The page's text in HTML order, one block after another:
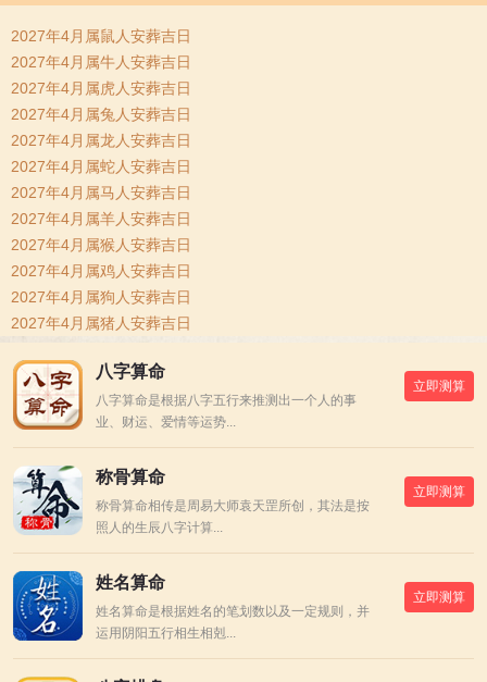
2027年4月属鼠人安葬吉日
2027年4月属牛人安葬吉日
2027年4月属虎人安葬吉日
2027年4月属兔人安葬吉日
2027年4月属龙人安葬吉日
2027年4月属蛇人安葬吉日
2027年4月属马人安葬吉日
2027年4月属羊人安葬吉日
2027年4月属猴人安葬吉日
2027年4月属鸡人安葬吉日
2027年4月属狗人安葬吉日
2027年4月属猪人安葬吉日
八字算命
八字算命是根据八字五行来推测出一个人的事
业、财运、爱情等运势...
立即测算
称骨算命
称骨算命相传是周易大师袁天罡所创，其法是按
照人的生辰八字计算...
立即测算
姓名算命
姓名算命是根据姓名的笔划数以及一定规则，并
运用阴阳五行相生相剋...
立即测算